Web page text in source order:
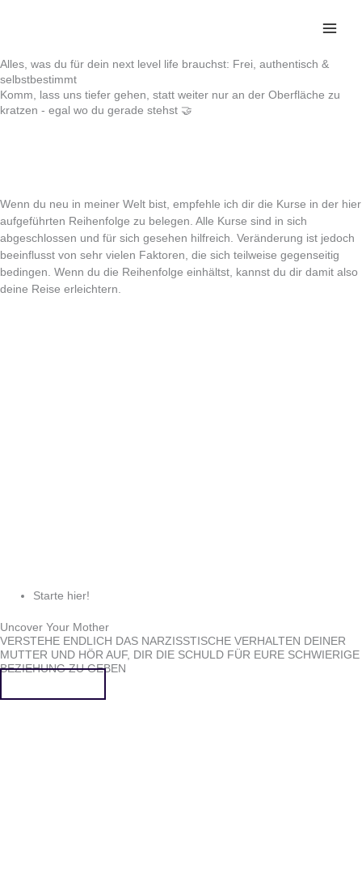
Alles, was du für dein next level life brauchst: Frei, authentisch &
selbstbestimmt
Komm, lass uns tiefer gehen, statt weiter nur an der Oberfläche zu
kratzen - egal wo du gerade stehst 🤝
Wenn du neu in meiner Welt bist, empfehle ich dir die Kurse in der hier
aufgeführten Reihenfolge zu belegen. Alle Kurse sind in sich
abgeschlossen und für sich gesehen hilfreich. Veränderung ist jedoch
beeinflusst von sehr vielen Faktoren, die sich teilweise gegenseitig
bedingen. Wenn du die Reihenfolge einhältst, kannst du dir damit also
deine Reise erleichtern.
Starte hier!
Uncover Your Mother
VERSTEHE ENDLICH DAS NARZISSTISCHE VERHALTEN DEINER
MUTTER UND HÖR AUF, DIR DIE SCHULD FÜR EURE SCHWIERIGE
BEZIEHUNG ZU GEBEN